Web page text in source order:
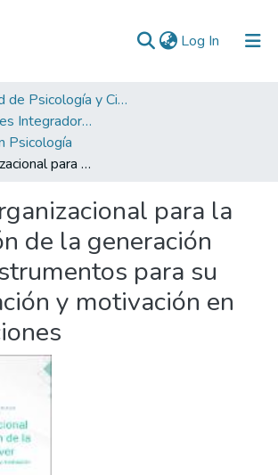
Log In (current)
Facultad de Psicología y Ciencias Sociales
Trabajos Finales Integradores (TFI) de Grado
Psicología
Cultura organizacional para la integración de la generación Silver : instrumentos para su revalorización y motivación en organizaciones
para la
de la generación
para su
y motivación en